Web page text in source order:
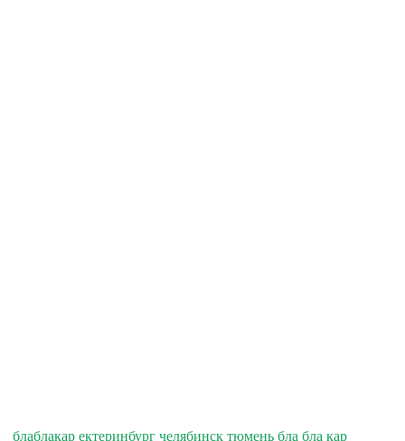
блаблакар ектеринбург челябинск тюмень бла бла кар